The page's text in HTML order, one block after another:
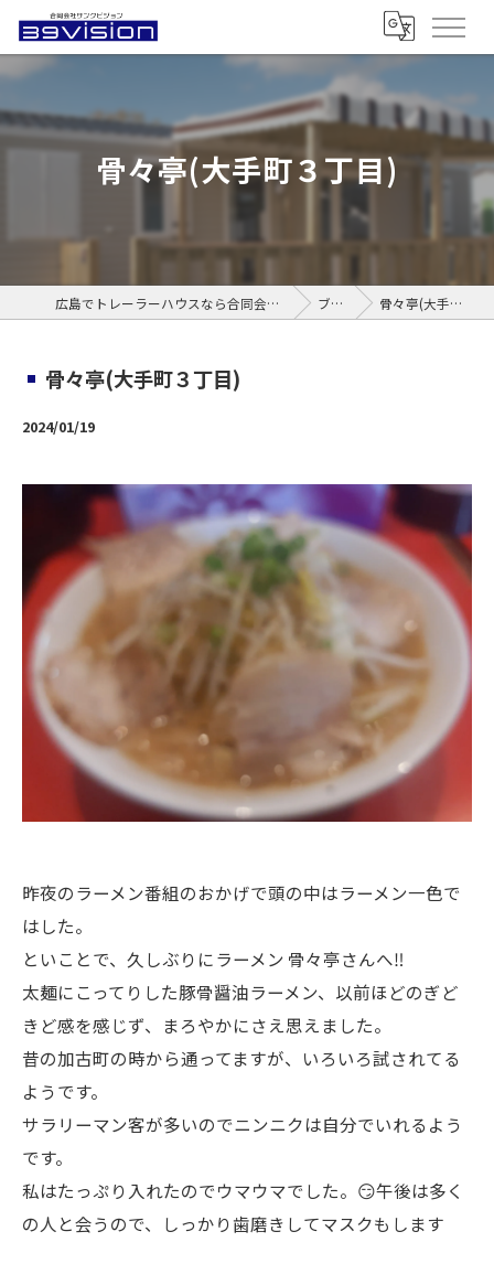
骨々亭(大手町３丁目)
広島でトレーラーハウスなら合同会社サンクビジョン ブログ 骨々亭(大手町３丁目)
骨々亭(大手町３丁目)
2024/01/19
昨夜のラーメン番組のおかげで頭の中はラーメン一色で
はした。
といことで、久しぶりにラーメン 骨々亭さんへ‼️
太麺にこってりした豚骨醤油ラーメン、以前ほどのぎど
きど感を感じず、まろやかにさえ思えました。
昔の加古町の時から通ってますが、いろいろ試されてる
ようです。
サラリーマン客が多いのでニンニクは自分でいれるよう
です。
私はたっぷり入れたのでウマウマでした。😏午後は多く
の人と会うので、しっかり歯磨きしてマスクもします